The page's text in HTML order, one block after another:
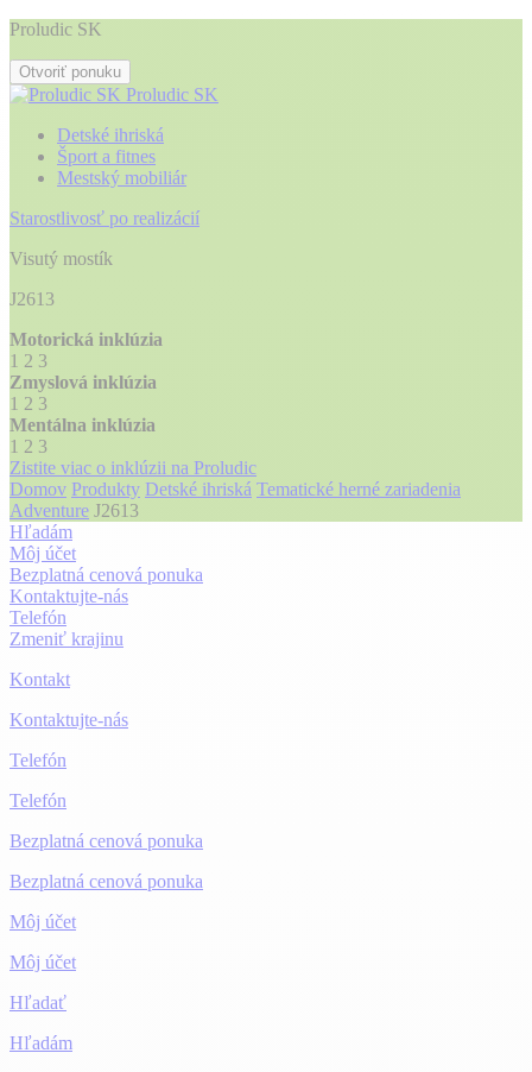
Proludic SK
Otvoriť ponuku
Proludic SK
Detské ihriská
Šport a fitnes
Mestský mobiliár
Starostlivosť po realizácií
Visutý mostík
J2613
Motorická inklúzia
1 2 3
Zmyslová inklúzia
1 2 3
Mentálna inklúzia
1 2 3
Zistite viac o inklúzii na Proludic
Domov Produkty Detské ihriská Tematické herné zariadenia
Adventure J2613
Hľadám
Môj účet
Bezplatná cenová ponuka
Kontaktujte-nás
Telefón
Zmeniť krajinu
Kontakt
Kontaktujte-nás
Telefón
Telefón
Bezplatná cenová ponuka
Bezplatná cenová ponuka
Môj účet
Môj účet
Hľadať
Hľadám